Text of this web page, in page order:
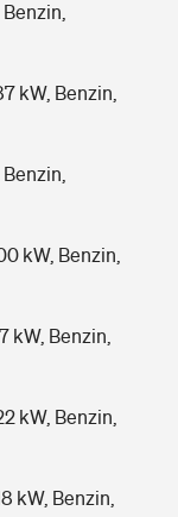
kW, Benzin,
kW, Benzin,
kW, Benzin,
kW, Benzin,
kW, Benzin,